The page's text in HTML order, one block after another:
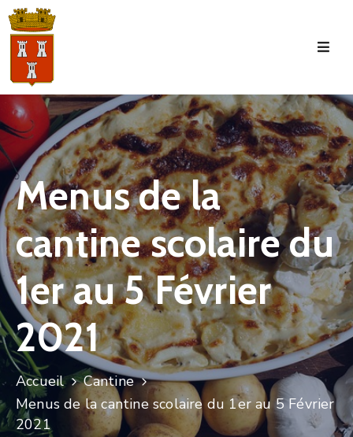
Accueil
La
Commune
Tourisme
Manifestations
Vie
Municipale
Services
Jeunesse
Menus de la
cantine scolaire du
1er au 5 Février
2021
Accueil
Cantine
Menus de la cantine scolaire du 1er au 5 Février
2021